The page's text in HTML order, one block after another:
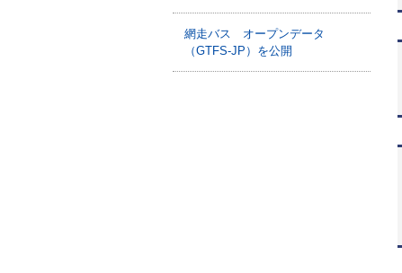
網走バス オープンデータ
（GTFS-JP）を公開